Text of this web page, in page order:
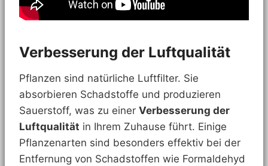
Verbesserung der Luftqualität
Pflanzen sind natürliche Luftfilter. Sie
absorbieren Schadstoffe und produzieren
Sauerstoff, was zu einer Verbesserung der
Luftqualität in Ihrem Zuhause führt. Einige
Pflanzenarten sind besonders effektiv bei der
Entfernung von Schadstoffen wie Formaldehyd